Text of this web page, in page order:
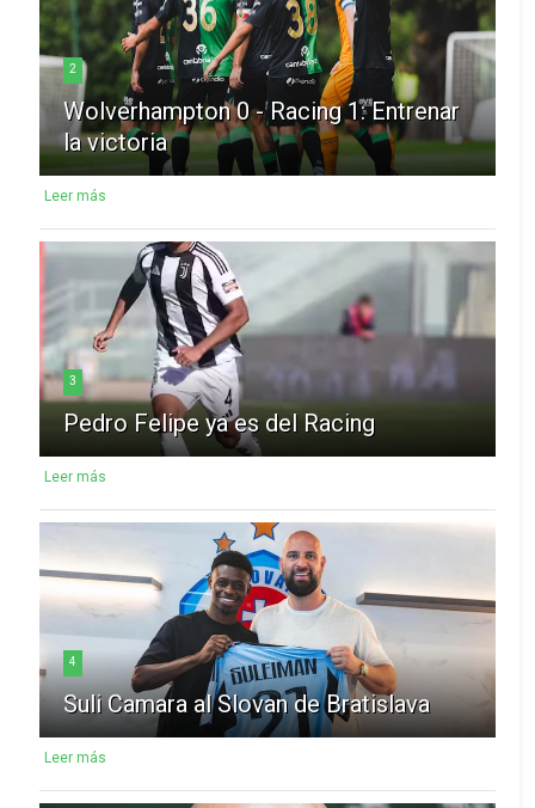
2
Wolverhampton 0 - Racing 1: Entrenar
la victoria
Leer más
3
Pedro Felipe ya es del Racing
Leer más
4
Suli Camara al Slovan de Bratislava
Leer más